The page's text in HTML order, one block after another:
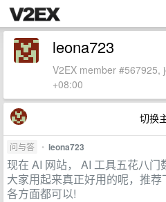
leona723
V2EX member #567925,
+08:00
切换
问与答 • leona723
现在 AI 网站， AI 工具五花八门
大家用起来真正好用的呢，推
各方面都可以!